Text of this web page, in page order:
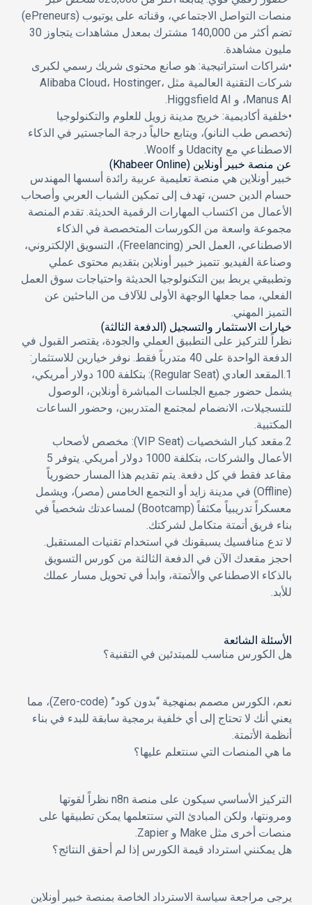
منصات التواصل الاجتماعي، وقناته على يوتيوب (ePreneurs)
تضم أكثر من 140,000 مشترك بمعدل مشاهدات يتجاوز 30
مليون مشاهدة.
•شراكات استراتيجية: هو صانع محتوى شريك رسمي لكبرى
شركات التقنية العالمية مثل Alibaba Cloud، Hostinger،
Manus AI، و Higgsfield AI.
•خلفية أكاديمية: خريج مدينة زويل للعلوم والتكنولوجيا
(تخصص طب النانو)، ويتابع حالياً درجة الماجستير في الذكاء
الاصطناعي مع Udacity و Woolf.
عن منصة خبير أونلاين (Khabeer Online)
خبير أونلاين هي منصة تعليمية عربية رائدة أسسها المهندس
حسام الدين حسن، تهدف إلى تمكين الشباب العربي وأصحاب
الأعمال من اكتساب المهارات الرقمية الحديثة. تقدم المنصة
مجموعة واسعة من الكورسات المتخصصة في الذكاء
الاصطناعي، العمل الحر (Freelancing)، التسويق الإلكتروني،
وصناعة الفيديو. تتميز خبير أونلاين بتقديم محتوى عملي
وتطبيقي يربط بين التكنولوجيا الحديثة واحتياجات سوق العمل
الفعلي، مما جعلها الوجهة الأولى للآلاف من الباحثين عن
التميز المهني.
خيارات الاستثمار والتسجيل (الدفعة الثالثة)
نظراً للتركيز على التطبيق العملي والجودة، يقتصر القبول في
الدفعة الواحدة على 40 متدرباً فقط
. نوفر خيارين للاستثمار:
1. المقعد العادي (Regular Seat): بتكلفة 100 دولار أمريكي
،
يشمل حضور جميع الجلسات المباشرة أونلاين، الوصول
للتسجيلات، الانضمام لمجتمع المتدربين، وحضور الساعات
المكتبية.
2. مقعد كبار الشخصيات (VIP Seat):
مخصص لأصحاب
الأعمال والشركات، بتكلفة 1000 دولار أمريكي . يتوفر 5
مقاعد فقط في كل دفعة. يتم تقديم هذا المسار حضورياً
(Offline) في مدينة زايد أو التجمع الخامس (مصر)، ويشمل
معسكراً تدريبياً مكثفاً (Bootcamp) لمساعدتك شخصياً في
بناء فريق أتمتة متكامل لشركتك.
لا تدع منافسيك يسبقونك في استخدام تقنيات المستقبل.
احجز مقعدك الآن في الدفعة الثالثة من كورس التسويق
بالذكاء الاصطناعي والأتمتة، وابدأ في تحويل مسار عملك
للأبد.
الأسئلة الشائعة
هل الكورس مناسب للمبتدئين في التقنية؟
نعم، الكورس مصمم بمنهجية “بدون كود” (Zero-code)، مما
يعني أنك لا تحتاج إلى أي خلفية برمجية سابقة للبدء في بناء
أنظمة الأتمتة.
ما هي المنصات التي سنتعلم عليها؟
التركيز الأساسي سيكون على منصة n8n نظراً لقوتها
ومرونتها، ولكن المبادئ التي ستتعلمها يمكن تطبيقها على
منصات أخرى مثل Make و Zapier.
هل يمكنني استرداد قيمة الكورس إذا لم أحقق النتائج؟
يرجى مراجعة سياسة الاسترداد الخاصة بمنصة خبير أونلاين